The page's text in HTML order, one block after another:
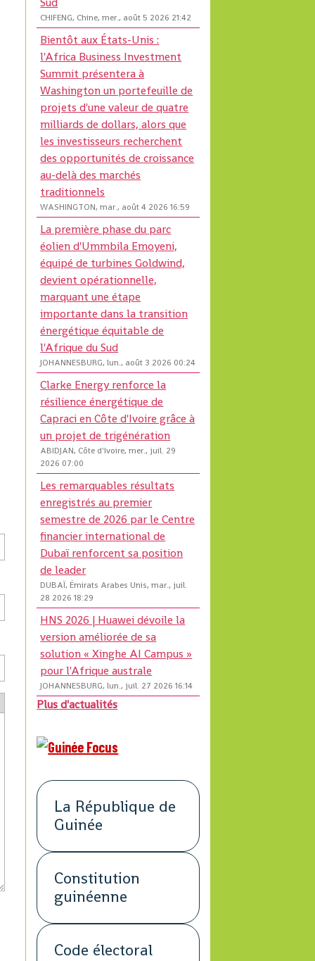
CHIFENG, Chine, mer., août 5 2026 21:42
Bientôt aux États-Unis :
l'Africa Business Investment
Summit présentera à
Washington un portefeuille de
projets d'une valeur de quatre
milliards de dollars, alors que
les investisseurs recherchent
des opportunités de croissance
au-delà des marchés
traditionnels
WASHINGTON, mar., août 4 2026 16:59
La première phase du parc
éolien d'Ummbila Emoyeni,
équipé de turbines Goldwind,
devient opérationnelle,
marquant une étape
importante dans la transition
énergétique équitable de
l'Afrique du Sud
JOHANNESBURG, lun., août 3 2026 00:24
Clarke Energy renforce la
résilience énergétique de
Capraci en Côte d'Ivoire grâce à
un projet de trigénération
ABIDJAN, Côte d'Ivoire, mer., juil. 29
2026 07:00
Les remarquables résultats
enregistrés au premier
semestre de 2026 par le Centre
financier international de
Dubaï renforcent sa position
de leader
DUBAÏ, Émirats Arabes Unis, mar., juil.
28 2026 18:29
HNS 2026 | Huawei dévoile la
version améliorée de sa
solution « Xinghe AI Campus »
pour l'Afrique australe
JOHANNESBURG, lun., juil. 27 2026 16:14
Plus d'actualités
La République de
Guinée
Constitution
guinéenne
Code électoral